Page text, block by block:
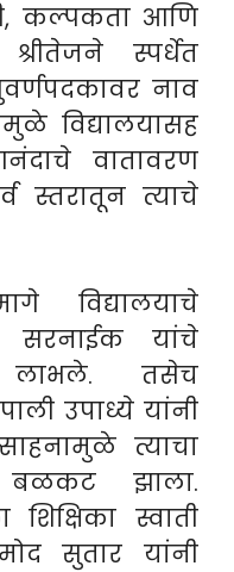
कल्पकता आणि
स्पर्धेत
नाव
विद्यालयासह
वातावरण
स्तरातून त्याचे
विद्यालयाचे
सरनाईक यांचे
लाभले. तसेच
उपाध्ये यांनी
त्याचा
बळकट झाला.
स्वाती
सुतार यांनी